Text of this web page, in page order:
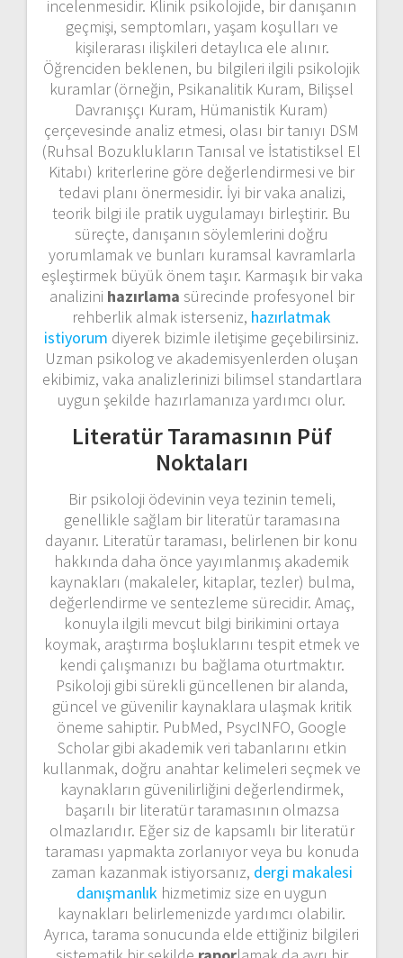
incelenmesidir. Klinik psikolojide, bir danışanın
geçmişi, semptomları, yaşam koşulları ve
kişilerarası ilişkileri detaylıca ele alınır.
Öğrenciden beklenen, bu bilgileri ilgili psikolojik
kuramlar (örneğin, Psikanalitik Kuram, Bilişsel
Davranışçı Kuram, Hümanistik Kuram)
çerçevesinde analiz etmesi, olası bir tanıyı DSM
(Ruhsal Bozuklukların Tanısal ve İstatistiksel El
Kitabı) kriterlerine göre değerlendirmesi ve bir
tedavi planı önermesidir. İyi bir vaka analizi,
teorik bilgi ile pratik uygulamayı birleştirir. Bu
süreçte, danışanın söylemlerini doğru
yorumlamak ve bunları kuramsal kavramlarla
eşleştirmek büyük önem taşır. Karmaşık bir vaka
analizini hazırlama sürecinde profesyonel bir
rehberlik almak isterseniz, hazırlatmak
istiyorum diyerek bizimle iletişime geçebilirsiniz.
Uzman psikolog ve akademisyenlerden oluşan
ekibimiz, vaka analizlerinizi bilimsel standartlara
uygun şekilde hazırlamanıza yardımcı olur.
Literatür Taramasının Püf
Noktaları
Bir psikoloji ödevinin veya tezinin temeli,
genellikle sağlam bir literatür taramasına
dayanır. Literatür taraması, belirlenen bir konu
hakkında daha önce yayımlanmış akademik
kaynakları (makaleler, kitaplar, tezler) bulma,
değerlendirme ve sentezleme sürecidir. Amaç,
konuyla ilgili mevcut bilgi birikimini ortaya
koymak, araştırma boşluklarını tespit etmek ve
kendi çalışmanızı bu bağlama oturtmaktır.
Psikoloji gibi sürekli güncellenen bir alanda,
güncel ve güvenilir kaynaklara ulaşmak kritik
öneme sahiptir. PubMed, PsycINFO, Google
Scholar gibi akademik veri tabanlarını etkin
kullanmak, doğru anahtar kelimeleri seçmek ve
kaynakların güvenilirliğini değerlendirmek,
başarılı bir literatür taramasının olmazsa
olmazlarıdır. Eğer siz de kapsamlı bir literatür
taraması yapmakta zorlanıyor veya bu konuda
zaman kazanmak istiyorsanız, dergi makalesi
danışmanlık hizmetimiz size en uygun
kaynakları belirlemenizde yardımcı olabilir.
Ayrıca, tarama sonucunda elde ettiğiniz bilgileri